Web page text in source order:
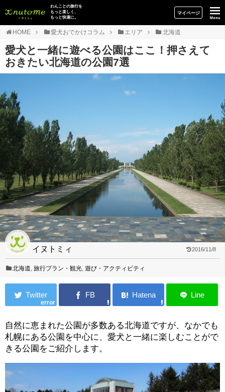
イヌトミィ
わんことの旅行を
もっと楽しく、
もっと快適に。
マイページ
HOME 愛犬おでかけコラム エリア 北海道
愛犬と一緒に遊べる公園はここ！押さえて
おきたい北海道の公園7選
イヌトミィ 2016/11/8
北海道,旅行プラン・観光,遊び・アクティビティ
error
自然に恵まれた公園が多数ある北海道ですが、なかでも
札幌にある公園を中心に、愛犬と一緒に楽しむことがで
きる公園をご紹介します。